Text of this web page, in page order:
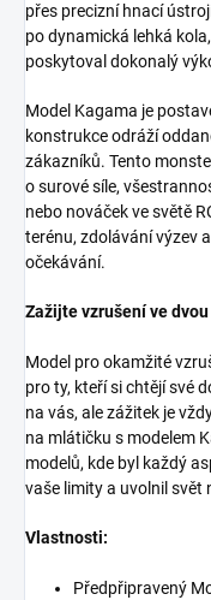
přes precizní hnací
po dynamická lehká
poskytoval dokonalý
Model Kagama je
konstrukce odráží
zákazníků. Tento
o surové síle,
nebo nováček ve světě
terénu, zdolávání výzev
očekávání.
Zažijte vzrušení ve
Model pro okamžité
pro ty, kteří si chtějí své
na vás, ale zážitek je
na mlátičku s modelem
modelů, kde byl každý
vaše limity a uvolnil svět
Vlastnosti:
Předpřipravený